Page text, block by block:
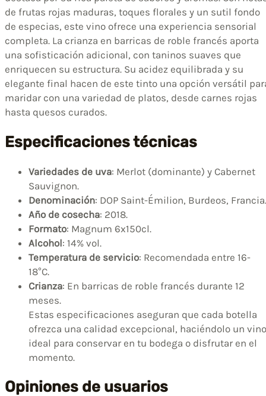
de frutas rojas maduras, toques florales y un sutil fondo
de especias, este vino ofrece una experiencia sensorial
completa. La crianza en barricas de roble francés aporta
una sofisticación adicional, con taninos suaves que
enriquecen su estructura. Su acidez equilibrada y su
elegante final hacen de este tinto una opción versátil
maridar con una variedad de platos, desde carnes rojas
hasta quesos curados.
Especificaciones técnicas
Variedades de uva: Merlot (dominante) y Cabernet
Sauvignon.
Denominación: DOP Saint-Émilion, Burdeos, Francia.
Año de cosecha: 2018.
Formato: Magnum 6x150cl.
Alcohol: 14% vol.
Temperatura de servicio: Recomendada entre 16-
18°C.
Crianza: En barricas de roble francés durante 12
meses.
Estas especificaciones aseguran que cada botella
ofrezca una calidad excepcional, haciéndolo un vino
ideal para conservar en tu bodega o disfrutar en el
momento.
Opiniones de usuarios